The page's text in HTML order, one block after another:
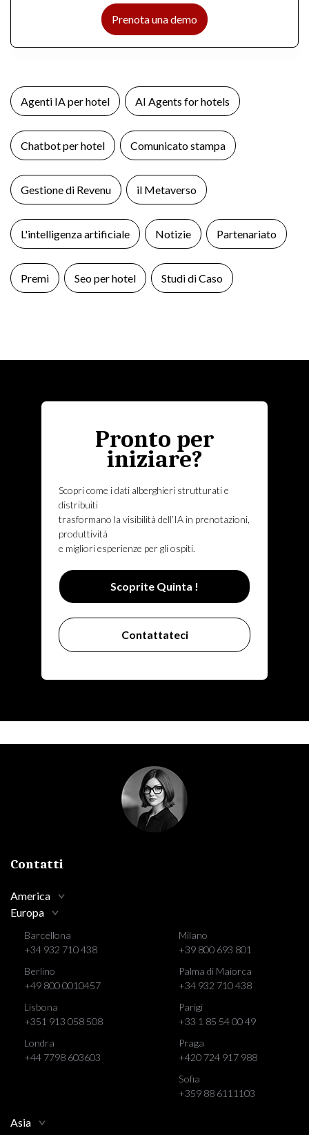
Prenota una demo
Agenti IA per hotel AI Agents for hotels
Chatbot per hotel Comunicato stampa
Gestione di Revenu il Metaverso
L'intelligenza artificiale Notizie Partenariato
Premi Seo per hotel Studi di Caso
Pronto per
iniziare?
Scopri come i dati alberghieri strutturati e
distribuiti
trasformano la visibilità dell’IA in prenotazioni,
produttività
e migliori esperienze per gli ospiti.
Scoprite Quinta !
Contattateci
Contatti
America
Europa
Barcellona
+34 932 710 438
Berlino
+49 800 0010457
Lisbona
+351 913 058 508
Londra
+44 7798 603603
Milano
+39 800 693 801
Palma di Maiorca
+34 932 710 438
Parigi
+33 1 85 54 00 49
Praga
+420 724 917 988
Sofia
+359 88 6111103
Asia